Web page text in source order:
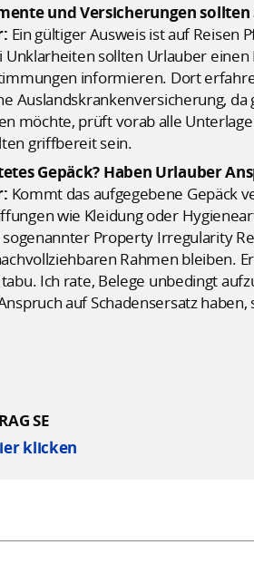
und Versicherungen
Ein gültiger Ausweis ist auf Reisen
sollten Urlauber einen
informieren. Dort
Auslandskrankenversicherung,
möchte, prüft vorab alle
griffbereit sein.
Gepäck? Haben Urlauber
Kommt das aufgegebene Gepäck
wie Kleidung oder
Property Irregularity
Rahmen bleiben.
Ich rate, Belege unbedingt
auf Schadensersatz haben,
SE
klicken